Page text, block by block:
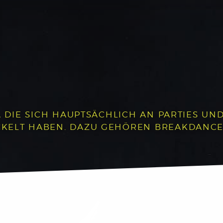
SICH HAUPTSÄCHLICH AN PARTIES UND
HABEN. DAZU GEHÖREN BREAKDANCE,